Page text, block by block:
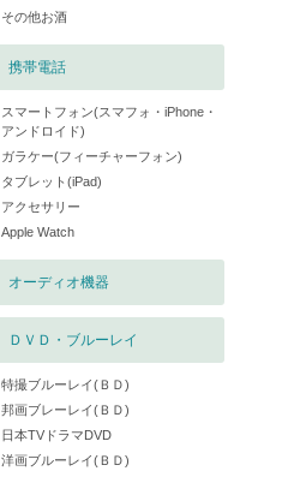
その他お酒
携帯電話
スマートフォン(スマフォ・iPhone・
アンドロイド)
ガラケー(フィーチャーフォン)
タブレット(iPad)
アクセサリー
Apple Watch
オーディオ機器
ＤＶＤ・ブルーレイ
特撮ブルーレイ(ＢＤ)
邦画ブレーレイ(ＢＤ)
日本TVドラマDVD
洋画ブルーレイ(ＢＤ)